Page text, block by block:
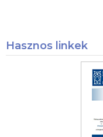
Hasznos linkek